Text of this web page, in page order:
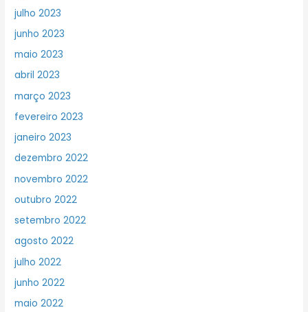
julho 2023
junho 2023
maio 2023
abril 2023
março 2023
fevereiro 2023
janeiro 2023
dezembro 2022
novembro 2022
outubro 2022
setembro 2022
agosto 2022
julho 2022
junho 2022
maio 2022